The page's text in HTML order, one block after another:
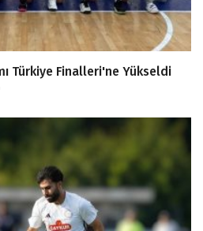
Türkiye Finalleri'ne Yükseldi